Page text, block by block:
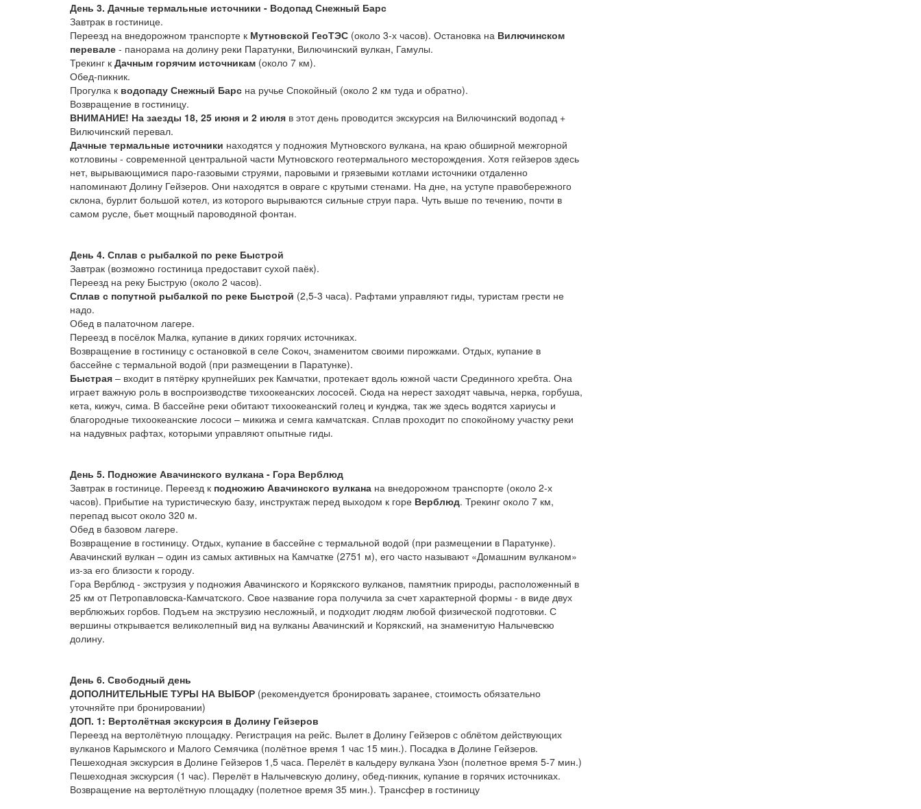
День 3. Дачные термальные источники - Водопад Снежный Барс
Завтрак в гостинице.
Переезд на внедорожном транспорте к Мутновской ГеоТЭС (около 3-х часов). Остановка на Вилючинском
перевале - панорама на долину реки Паратунки, Вилючинский вулкан, Гамулы.
Трекинг к Дачным горячим источникам (около 7 км).
Обед-пикник.
Прогулка к водопаду Снежный Барс на ручье Спокойный (около 2 км туда и обратно).
Возвращение в гостиницу.
ВНИМАНИЕ! На заезды 18, 25 июня и 2 июля в этот день проводится экскурсия на Вилючинский водопад +
Вилючинский перевал.
Дачные термальные источники находятся у подножия Мутновского вулкана, на краю обширной межгорной
котловины - современной центральной части Мутновского геотермального месторождения. Хотя гейзеров здесь
нет, вырывающимися паро-газовыми струями, паровыми и грязевыми котлами источники отдаленно
напоминают Долину Гейзеров. Они находятся в овраге с крутыми стенами. На дне, на уступе правобережного
склона, бурлит большой котел, из которого вырываются сильные струи пара. Чуть выше по течению, почти в
самом русле, бьет мощный пароводяной фонтан.
День 4. Сплав с рыбалкой по реке Быстрой
Завтрак (возможно гостиница предоставит сухой паёк).
Переезд на реку Быструю (около 2 часов).
Сплав с попутной рыбалкой по реке Быстрой (2,5-3 часа). Рафтами управляют гиды, туристам грести не
надо.
Обед в палаточном лагере.
Переезд в посёлок Малка, купание в диких горячих источниках.
Возвращение в гостиницу с остановкой в селе Сокоч, знаменитом своими пирожками. Отдых, купание в
бассейне с термальной водой (при размещении в Паратунке).
Быстрая – входит в пятёрку крупнейших рек Камчатки, протекает вдоль южной части Срединного хребта. Она
играет важную роль в воспроизводстве тихоокеанских лососей. Сюда на нерест заходят чавыча, нерка, горбуша,
кета, кижуч, сима. В бассейне реки обитают тихоокеанский голец и кунджа, так же здесь водятся хариусы и
благородные тихоокеанские лососи – микижа и семга камчатская. Сплав проходит по спокойному участку реки
на надувных рафтах, которыми управляют опытные гиды.
День 5. Подножие Авачинского вулкана - Гора Верблюд
Завтрак в гостинице. Переезд к подножию Авачинского вулкана на внедорожном транспорте (около 2-х
часов). Прибытие на туристическую базу, инструктаж перед выходом к горе Верблюд. Трекинг около 7 км,
перепад высот около 320 м.
Обед в базовом лагере.
Возвращение в гостиницу. Отдых, купание в бассейне с термальной водой (при размещении в Паратунке).
Авачинский вулкан – один из самых активных на Камчатке (2751 м), его часто называют «Домашним вулканом»
из-за его близости к городу.
Гора Верблюд - экструзия у подножия Авачинского и Корякского вулканов, памятник природы, расположенный в
25 км от Петропавловска-Камчатского. Свое название гора получила за счет характерной формы - в виде двух
верблюжьих горбов. Подъем на экструзию несложный, и подходит людям любой физической подготовки. С
вершины открывается великолепный вид на вулканы Авачинский и Корякский, на знаменитую Налычевскю
долину.
День 6. Свободный день
ДОПОЛНИТЕЛЬНЫЕ ТУРЫ НА ВЫБОР (рекомендуется бронировать заранее, стоимость обязательно
уточняйте при бронировании)
ДОП. 1: Вертолётная экскурсия в Долину Гейзеров
Переезд на вертолётную площадку. Регистрация на рейс. Вылет в Долину Гейзеров с облётом действующих
вулканов Карымского и Малого Семячика (полётное время 1 час 15 мин.). Посадка в Долине Гейзеров.
Пешеходная экскурсия в Долине Гейзеров 1,5 часа. Перелёт в кальдеру вулкана Узон (полетное время 5-7 мин.)
Пешеходная экскурсия (1 час). Перелёт в Налычевскую долину, обед-пикник, купание в горячих источниках.
Возвращение на вертолётную площадку (полетное время 35 мин.). Трансфер в гостиницу